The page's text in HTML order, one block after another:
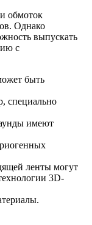
обмоток
Однако
выпускать
с
быть
специально
имеют
ленты могут
3D-